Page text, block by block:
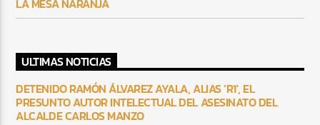
ULTIMAS NOTICIAS
DETENIDO RAMÓN ÁLVAREZ AYALA, ALIAS ‘R1′, EL
PRESUNTO AUTOR INTELECTUAL DEL ASESINATO DEL
ALCALDE CARLOS MANZO